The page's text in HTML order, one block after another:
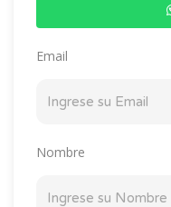
Email
Nombre